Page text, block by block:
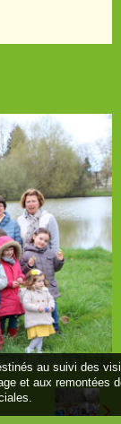
au suivi des
et aux remontées